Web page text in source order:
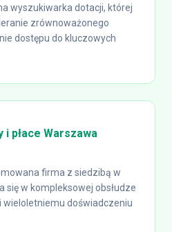
wyszukiwarka dotacji, której
zrównoważonego
dostępu do kluczowych
i płace Warszawa
firma z siedzibą w
się w kompleksowej obsłudze
wieloletniemu doświadczeniu